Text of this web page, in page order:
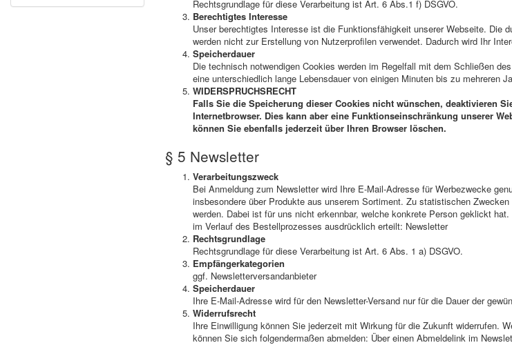
Rechtsgrundlage für diese Verarbeitung ist Art. 6 Abs.1 f) DSGVO.
Berechtigtes Interesse
Unser berechtigtes Interesse ist die Funktionsfähigkeit unserer Webseite. Die
werden nicht zur Erstellung von Nutzerprofilen verwendet. Dadurch wird Ihr
Speicherdauer
Die technisch notwendigen Cookies werden im Regelfall mit dem Schließen
eine unterschiedlich lange Lebensdauer von einigen Minuten bis zu mehreren
WIDERSPRUCHSRECHT
Falls Sie die Speicherung dieser Cookies nicht wünschen, deaktivieren
Internetbrowser. Dies kann aber eine Funktionseinschränkung unserer
können Sie ebenfalls jederzeit über Ihren Browser löschen.
§ 5 Newsletter
Verarbeitungszweck
Bei Anmeldung zum Newsletter wird Ihre E-Mail-Adresse für Werbezwecke
insbesondere über Produkte aus unserem Sortiment. Zu statistischen
werden. Dabei ist für uns nicht erkennbar, welche konkrete Person geklickt
im Verlauf des Bestellprozesses ausdrücklich erteilt: Newsletter
Rechtsgrundlage
Rechtsgrundlage für diese Verarbeitung ist Art. 6 Abs. 1 a) DSGVO.
Empfängerkategorien
ggf. Newsletterversandanbieter
Speicherdauer
Ihre E-Mail-Adresse wird für den Newsletter-Versand nur für die Dauer der
Widerrufsrecht
Ihre Einwilligung können Sie jederzeit mit Wirkung für die Zukunft widerrufen.
können Sie sich folgendermaßen abmelden: Über einen Abmeldelink im